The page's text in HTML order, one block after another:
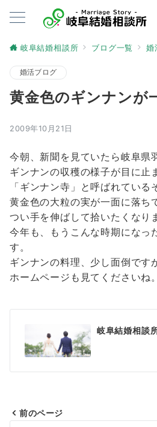
岐阜結婚相談所 ブログ一覧 婚
婚活ブログ
黄金色のギンナンが
2009年10月21日
今朝、新聞を見ていたら岐阜県
ギンナンの収穫の様子が目に止
「ギンナン寺」と呼ばれている
黄金色の大粒の実が一面に落ち
つい手を伸ばして拾いたくなり
今年も、もうこんな時期になっ
す。
ギンナンの料理、少し面倒です
ホームページも見てくださいね
岐阜結婚相談
前のページ